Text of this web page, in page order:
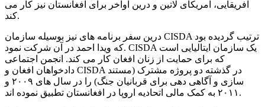
افریقایی، امریکای لاتین و درین اواخر برای افغانستان نیز کار می
کند.
درین سفر برنامه های نیز بوسیله سازمان CISDA ترتیب گردیده بود
که ویدا احمد در آن شرکت نمود. CISDA یک سازمان ایتالیایی است
که برای حمایت از زنان افغان کار می کند. انجمن اجتماعی
دادخواهان افغان و CISDA در گذشته دو پروژه مشترک (مستند
سازی و آگاهی دهی برای قربانیان جنگ) را در سال های ۲۰۰۹ و
۲۰۱۱ به کمک مالی اتحادیه اروپا در افغانستان تطبیق نموده اند.